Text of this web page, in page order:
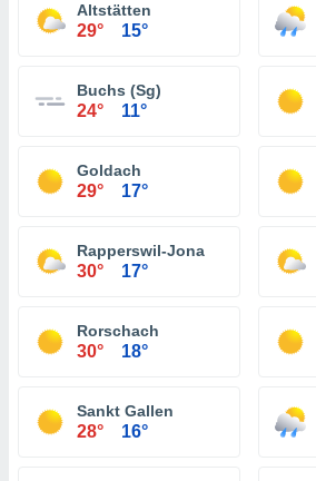
Altstätten
29° 15°
Buchs (Sg)
24° 11°
Goldach
29° 17°
Rapperswil-Jona
30° 17°
Rorschach
30° 18°
Sankt Gallen
28° 16°